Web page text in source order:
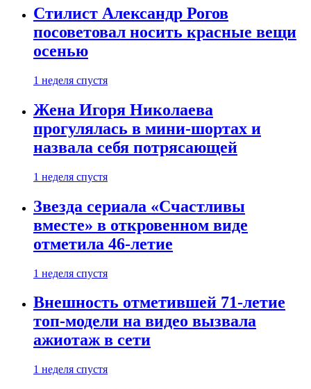
Стилист Александр Рогов
посоветовал носить красные вещи
осенью
1 неделя спустя
Жена Игоря Николаева
прогулялась в мини-шортах и
назвала себя потрясающей
1 неделя спустя
Звезда сериала «Счастливы
вместе» в откровенном виде
отметила 46-летие
1 неделя спустя
Внешность отметившей 71-летие
топ-модели на видео вызвала
ажиотаж в сети
1 неделя спустя